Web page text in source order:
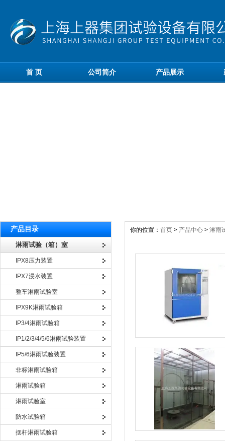
首 页 公司简介 产品展示
产品目录
淋雨试验（箱）室
IPX8压力装置
IPX7浸水装置
整车淋雨试验室
IPX9K淋雨试验箱
IP3/4淋雨试验箱
IP1/2/3/4/5/6淋雨试验装置
IP5/6淋雨试验装置
非标淋雨试验箱
淋雨试验箱
淋雨试验室
防水试验箱
摆杆淋雨试验箱
你的位置： 首页 > 产品中心 > 淋雨